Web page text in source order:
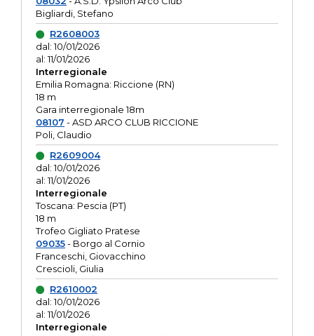
Bigliardi, Stefano
R2608003
dal: 10/01/2026
al: 11/01/2026
Interregionale
Emilia Romagna: Riccione (RN)
18 m
Gara interregionale 18m
08107 - ASD ARCO CLUB RICCIONE
Poli, Claudio
R2609004
dal: 10/01/2026
al: 11/01/2026
Interregionale
Toscana: Pescia (PT)
18 m
Trofeo Gigliato Pratese
09035- Borgo al Cornio
Franceschi, Giovacchino
Crescioli, Giulia
R2610002
dal: 10/01/2026
al: 11/01/2026
Interregionale